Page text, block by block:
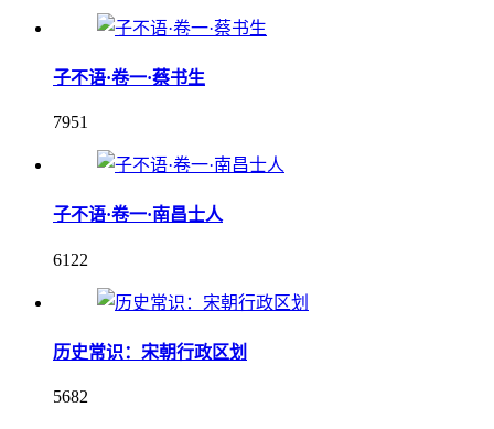
子不语·卷一·蔡书生
7951
子不语·卷一·南昌士人
6122
历史常识：宋朝行政区划
5682